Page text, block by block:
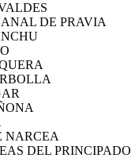
DE PRAVIA
NARCEA
DEL PRINCIPADO